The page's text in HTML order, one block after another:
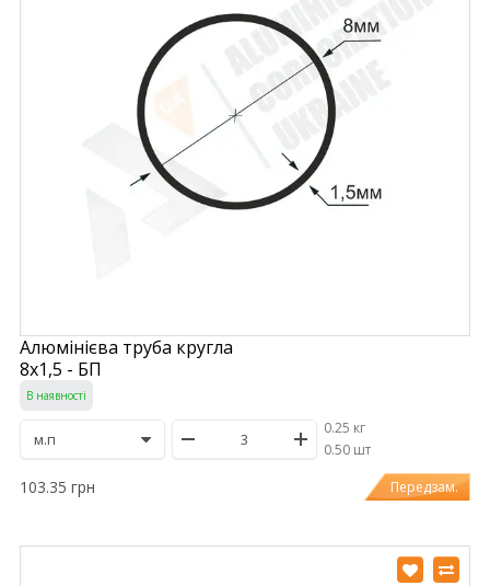
Алюмінієва труба кругла
8х1,5 - БП
В наявності
0.25 кг
/0.50 шт
103.35 грн Передзам.